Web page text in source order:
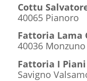
Cottu
40065 Pianoro
Fattoria Lama
40036 Monzuno
Fattoria I Piani
Savigno